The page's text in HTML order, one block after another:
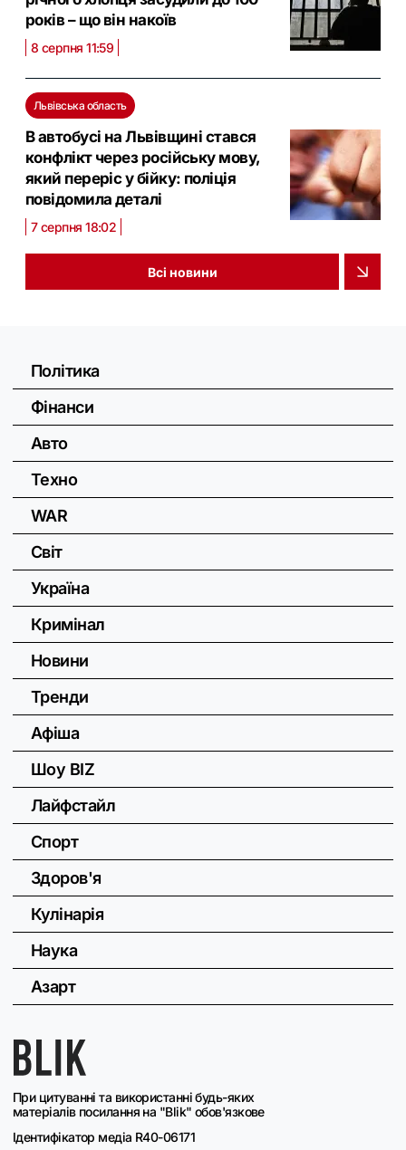
років – що він накоїв
8 серпня 11:59
Львівська область
В автобусі на Львівщині стався
конфлікт через російську мову,
який переріс у бійку: поліція
повідомила деталі
7 серпня 18:02
Всі новини
При цитуванні та використанні будь-яких
матеріалів посилання на "Blik" обов'язкове
Ідентифікатор медіа R40-06171
Політика
Фінанси
Авто
Техно
WAR
Світ
Україна
Кримінал
Новини
Тренди
Афіша
Шоу BIZ
Лайфстайл
Спорт
Здоров'я
Кулінарія
Наука
Азарт